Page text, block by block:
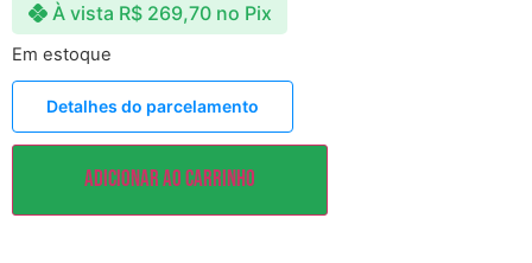
À vista R$269,70 no Pix
Em estoque
Detalhes do parcelamento
Adicionar ao carrinho